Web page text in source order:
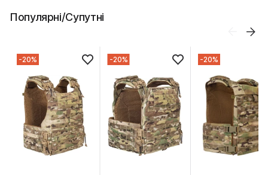
Популярні/Супутні
-20% -20% -20%